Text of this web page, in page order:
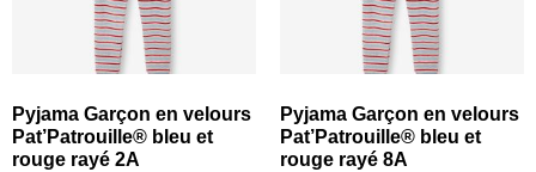
Pyjama Garçon en velours
Pat’Patrouille® bleu et
rouge rayé 2A
Pyjama Garçon en velours
Pat’Patrouille® bleu et
rouge rayé 8A